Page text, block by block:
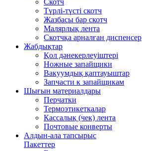
Түрлі-түсті скотч
Жазбасы бар скотч
Малярлық лента
Скотчқа арналған диспенсер
Жабдықтар
Қол дәнекерлеуіштері
Ножные запайщики
Вакуумдық қаптауыштар
Запчасти к запайщикам
Шығын материалдары
Перчатки
Термоэтикеткалар
Кассалық (чек) лента
Почтовые конверты
Алдын-ала тапсырыс
Пакеттер